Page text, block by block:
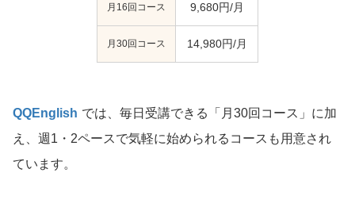
月16回コース 9,680円/月
月30回コース 14,980円/月
QQEnglish では、毎日受講できる「月30回コース」に加
え、週1・2ペースで気軽に始められるコースも用意され
ています。